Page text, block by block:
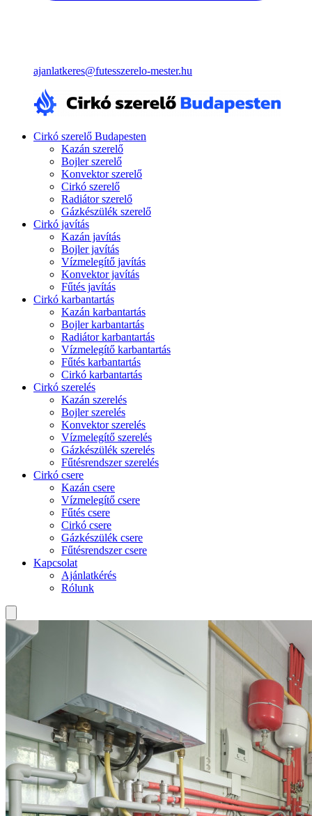
ajanlatkeres@futesszerelo-mester.hu
Cirkó szerelő Budapesten
Kazán szerelő
Bojler szerelő
Konvektor szerelő
Cirkó szerelő
Radiátor szerelő
Gázkészülék szerelő
Cirkó javítás
Kazán javítás
Bojler javítás
Vízmelegítő javítás
Konvektor javítás
Fűtés javítás
Cirkó karbantartás
Kazán karbantartás
Bojler karbantartás
Radiátor karbantartás
Vízmelegítő karbantartás
Fűtés karbantartás
Cirkó karbantartás
Cirkó szerelés
Kazán szerelés
Bojler szerelés
Konvektor szerelés
Vízmelegítő szerelés
Gázkészülék szerelés
Fűtésrendszer szerelés
Cirkó csere
Kazán csere
Vízmelegítő csere
Fűtés csere
Cirkó csere
Gázkészülék csere
Fűtésrendszer csere
Kapcsolat
Ajánlatkérés
Rólunk